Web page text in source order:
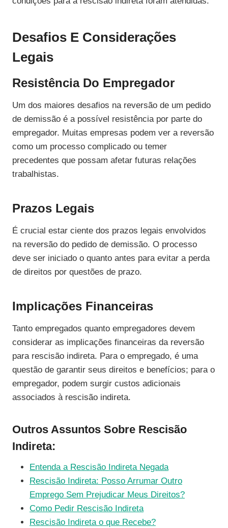
Desafios E Considerações
Legais
Resistência Do Empregador
Um dos maiores desafios na reversão de um pedido
de demissão é a possível resistência por parte do
empregador. Muitas empresas podem ver a reversão
como um processo complicado ou temer
precedentes que possam afetar futuras relações
trabalhistas.
Prazos Legais
É crucial estar ciente dos prazos legais envolvidos
na reversão do pedido de demissão. O processo
deve ser iniciado o quanto antes para evitar a perda
de direitos por questões de prazo.
Implicações Financeiras
Tanto empregados quanto empregadores devem
considerar as implicações financeiras da reversão
para rescisão indireta. Para o empregado, é uma
questão de garantir seus direitos e benefícios; para o
empregador, podem surgir custos adicionais
associados à rescisão indireta.
Outros Assuntos Sobre Rescisão
Indireta:
Entenda a Rescisão Indireta Negada
Rescisão Indireta: Posso Arrumar Outro
Emprego Sem Prejudicar Meus Direitos?
Como Pedir Rescisão Indireta
Rescisão Indireta o que Recebe?